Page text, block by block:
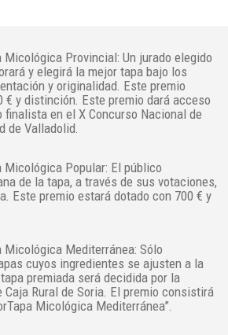
Micológica Provincial: Un jurado elegido
y elegirá la mejor tapa bajo los
y originalidad. Este premio
€ y distinción. Este premio dará acceso
en el X Concurso Nacional de
de Valladolid.
Micológica Popular: El público
de la tapa, a través de sus votaciones,
Este premio estará dotado con 700 € y
Micológica Mediterránea: Sólo
cuyos ingredientes se ajusten a la
premiada será decidida por la
Caja Rural de Soria. El premio consistirá
Micológica Mediterránea”.